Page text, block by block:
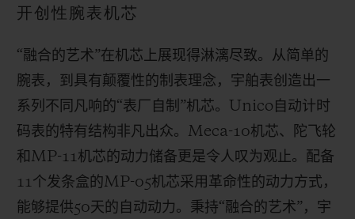
开创性腕表机芯
“融合的艺术”在机芯上展现得淋漓尽致。从简单的
腕表，到具有颠覆性的制表理念，宇舶表创造出一
系列不同凡响的“表厂自制”机芯。 Unico 自动计时
码表的特有结构非凡出众。 Meca-10机芯、陀飞轮
和 MP-11机芯的动力储备更是令人叹为观止。配备
11个发条盒的MP-05机芯采用革命性的动力方式，
能够提供50天的自动动力。秉持“融合的艺术”，宇